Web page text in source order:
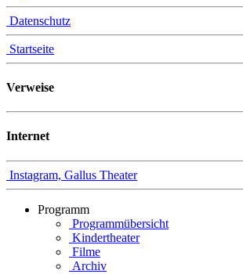
Datenschutz
Startseite
Verweise
Internet
Instagram, Gallus Theater
Programm
Programmübersicht
Kindertheater
Filme
Archiv